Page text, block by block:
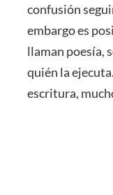
confusión
embargo es
llaman poesía,
quién la
escritura,